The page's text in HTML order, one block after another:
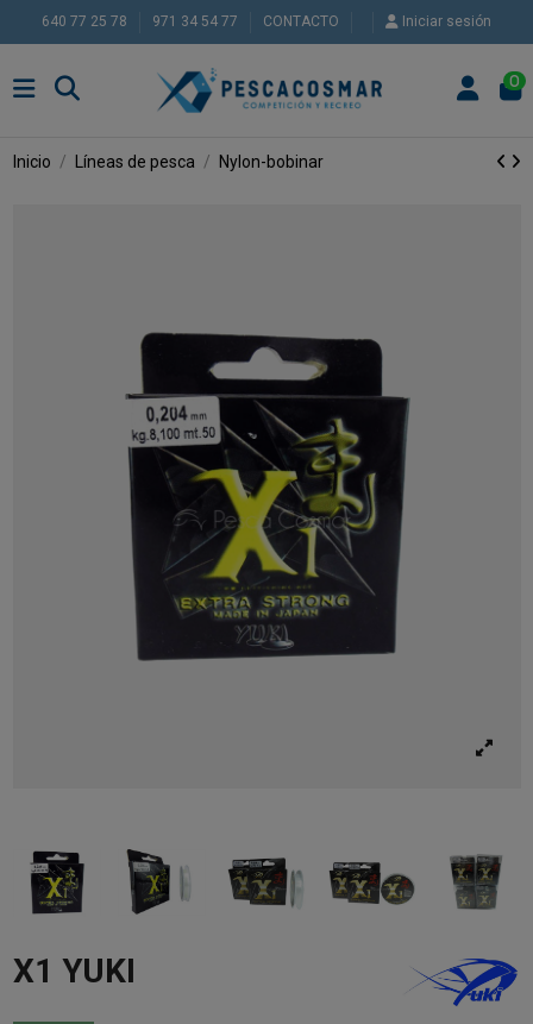
640 77 25 78 971 34 54 77 CONTACTO Iniciar sesión
0
Inicio Líneas de pesca Nylon-bobinar
X1 YUKI